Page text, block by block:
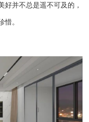
好并不总是遥不可及的，
惜。